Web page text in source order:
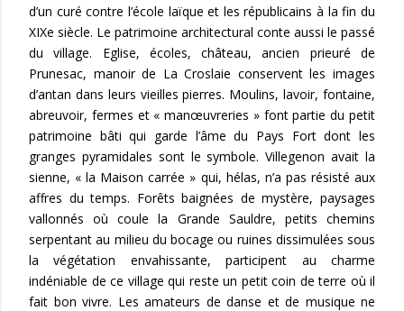
d’un curé contre l’école laïque et les républicains à la fin du
XIXe siècle. Le patrimoine architectural conte aussi le passé
du village. Eglise, écoles, château, ancien prieuré de
Prunesac, manoir de La Croslaie conservent les images
d’antan dans leurs vieilles pierres. Moulins, lavoir, fontaine,
abreuvoir, fermes et « manœuvreries » font partie du petit
patrimoine bâti qui garde l’âme du Pays Fort dont les
granges pyramidales sont le symbole. Villegenon avait la
sienne, « la Maison carrée » qui, hélas, n’a pas résisté aux
affres du temps. Forêts baignées de mystère, paysages
vallonnés où coule la Grande Sauldre, petits chemins
serpentant au milieu du bocage ou ruines dissimulées sous
la végétation envahissante, participent au charme
indéniable de ce village qui reste un petit coin de terre où il
fait bon vivre. Les amateurs de danse et de musique ne